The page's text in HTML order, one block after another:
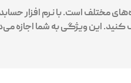
مختلف است. با نرم افزار
این ویژگی به شما اجازه